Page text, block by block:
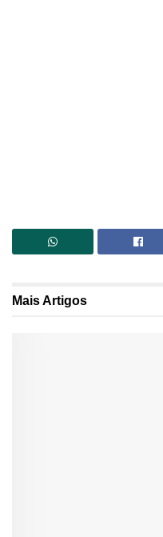
MaisArtigos